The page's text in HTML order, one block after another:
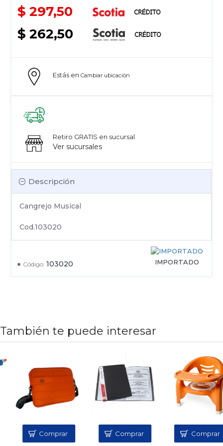
Código: 103020 IMPORTADO
$ 297,50
$ 262,50
Descripción
Cangrejo Musical
Cod.103020
Estás en Cambiar ubicación
Retiro GRATIS en sucursal
Ver sucursales
También te puede interesar
Comprar Comprar Comprar